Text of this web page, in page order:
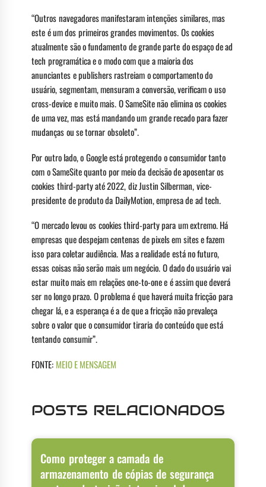
“Outros navegadores manifestaram intenções similares, mas
este é um dos primeiros grandes movimentos. Os cookies
atualmente são o fundamento de grande parte do espaço de ad
tech programática e o modo com que a maioria dos
anunciantes e publishers rastreiam o comportamento do
usuário, segmentam, mensuram a conversão, verificam o uso
cross-device e muito mais. O SameSite não elimina os cookies
de uma vez, mas está mandando um grande recado para fazer
mudanças ou se tornar obsoleto”.
Por outro lado, o Google está protegendo o consumidor tanto
com o SameSite quanto por meio da decisão de aposentar os
cookies third-party até 2022, diz Justin Silberman, vice-
presidente de produto da DailyMotion, empresa de ad tech.
“O mercado levou os cookies third-party para um extremo. Há
empresas que despejam centenas de pixels em sites e fazem
isso para coletar audiência. Mas a realidade está no futuro,
essas coisas não serão mais um negócio. O dado do usuário vai
estar muito mais em relações one-to-one e é assim que deverá
ser no longo prazo. O problema é que haverá muita fricção para
chegar lá, e a esperança é a de que a fricção não prevaleça
sobre o valor que o consumidor tiraria do conteúdo que está
tentando consumir”.
FONTE: MEIO E MENSAGEM
POSTS RELACIONADOS
Como proteger a camada de
armazenamento de cópias de segurança